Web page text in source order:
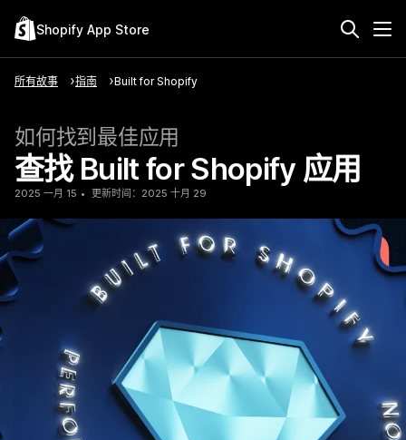
Shopify App Store
所有故事 指南 Built for Shopify
如何找到最佳应用
查找 Built for Shopify 应用
2025 一月 15 更新时间：2025 十月 29